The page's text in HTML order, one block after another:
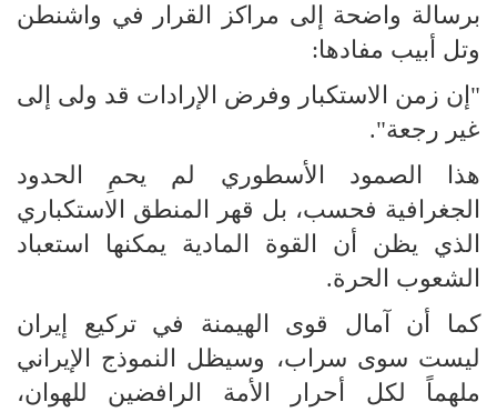
برسالة واضحة إلى مراكز القرار في واشنطن
وتل أبيب مفادها:
"إن زمن الاستكبار وفرض الإرادات قد ولى إلى
غير رجعة".
هذا الصمود الأسطوري لم يحمِ الحدود
الجغرافية فحسب، بل قهر المنطق الاستكباري
الذي يظن أن القوة المادية يمكنها استعباد
الشعوب الحرة.
كما أن آمال قوى الهيمنة في تركيع إيران
ليست سوى سراب، وسيظل النموذج الإيراني
ملهماً لكل أحرار الأمة الرافضين للهوان،